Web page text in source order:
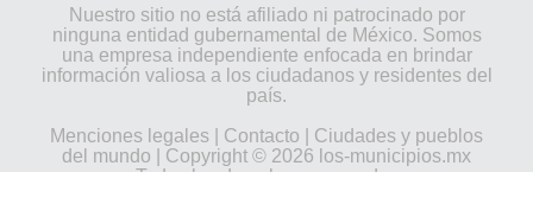
Nuestro sitio no está afiliado ni patrocinado por
ninguna entidad gubernamental de México. Somos
una empresa independiente enfocada en brindar
información valiosa a los ciudadanos y residentes del
país.
Menciones legales
Contacto
Ciudades y pueblos
del mundo | Copyright © 2026 los-municipios.mx
Todos los derechos reservados